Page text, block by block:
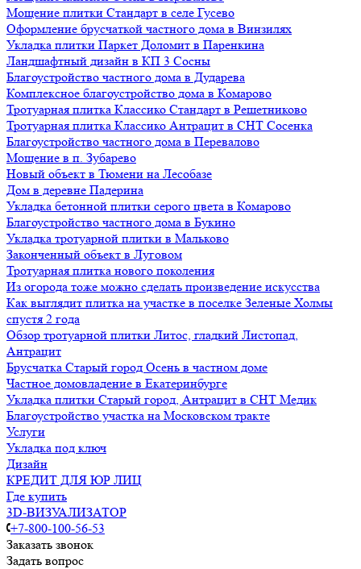
Мощение плитки Стандарт в селе Гусево
Оформление брусчаткой частного дома в Винзилях
Укладка плитки Паркет Доломит в Паренкина
Ландшафтный дизайн в КП 3 Сосны
Благоустройство частного дома в Дударева
Комплексное благоустройство дома в Комарово
Тротуарная плитка Классико Стандарт в Решетниково
Тротуарная плитка Классико Антрацит в СНТ Сосенка
Благоустройство частного дома в Перевалово
Мощение в п. Зубарево
Новый объект в Тюмени на Лесобазе
Дом в деревне Падерина
Укладка бетонной плитки серого цвета в Комарово
Благоустройство частного дома в Букино
Укладка тротуарной плитки в Мальково
Законченный объект в Луговом
Тротуарная плитка нового поколения
Из огорода тоже можно сделать произведение искусства
Как выглядит плитка на участке в поселке Зеленые Холмы
спустя 2 года
Обзор тротуарной плитки Литос, гладкий Листопад,
Антрацит
Брусчатка Старый город Осень в частном доме
Частное домовладение в Екатеринбурге
Укладка плитки Старый город, Антрацит в СНТ Медик
Благоустройство участка на Московском тракте
Услуги
Укладка под ключ
Дизайн
КРЕДИТ ДЛЯ ЮР ЛИЦ
Где купить
3D-ВИЗУАЛИЗАТОР
+7-800-100-56-53
Заказать звонок
Задать вопрос